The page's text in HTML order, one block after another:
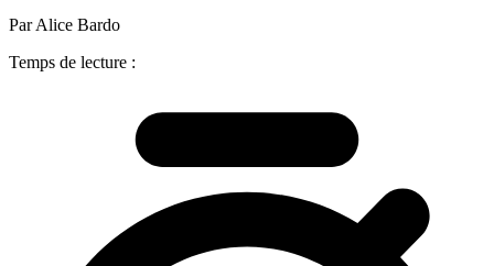
Par Alice Bardo
Temps de lecture :